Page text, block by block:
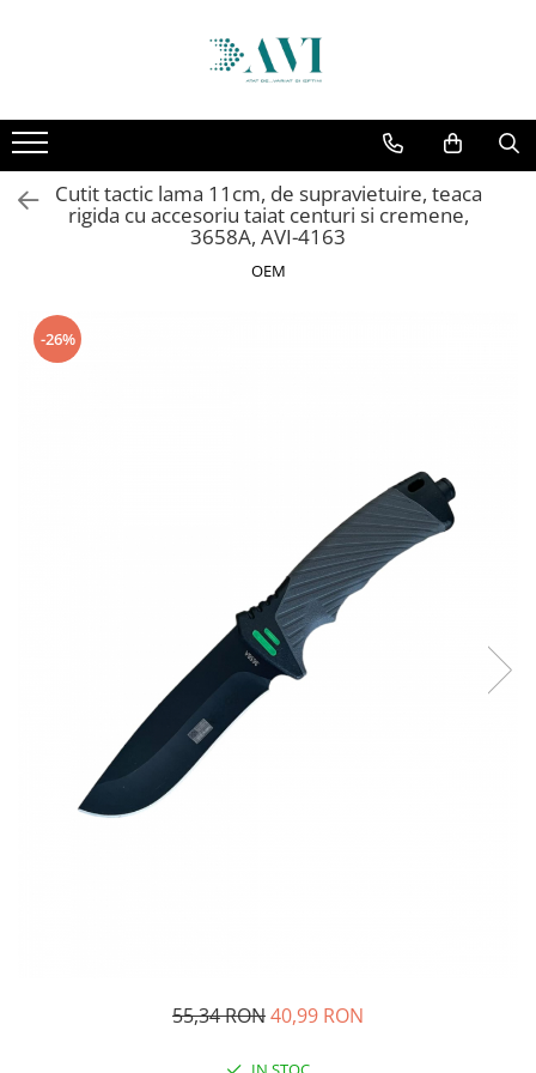
Casa
Accesorii uscatoare rufe
Aparate electrocasnice & accesorii
Aparate si accesorii intretinere
de contact
Perii de par si piepteni
Baterii sanitare bucatarie
Cantare de bucatarie
Chiuvete bucatarie
Curatatoare legume si fructe
Cutite si seturi de cutite
Fierbatoare
Cantare electronice comerciale
Cutit tactic lama 11cm, de supravietuire, teaca
rigida cu accesoriu taiat centuri si cremene,
3658A, AVI-4163
OEM
-26%
55,34 RON40,99 RON